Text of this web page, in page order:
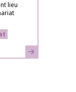
lieu
En savoir plus